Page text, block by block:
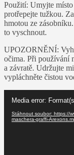
Použití: Umyjte
protřepejte tužkou.
hmotou ze
to vyschnout.
UPOZORNĚNÍ:
očima. Při používání
a závratě. Udržujte
vypláchněte čistou
přehrávač
Media error:
Stáhnout soubor: https://
maschera-graffi-